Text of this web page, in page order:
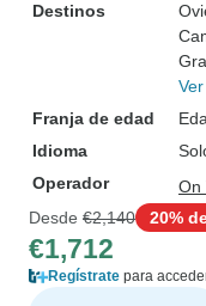
Destinos
Franja de edad
Idioma
Operador
On
Desde €2,140 20%
€1,712
Regístrate para